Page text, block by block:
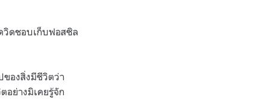
วิดชอบเก็บฟอสซิล
ของสิ่งมีชีวิตว่า
อย่างมิเคยรู้จัก